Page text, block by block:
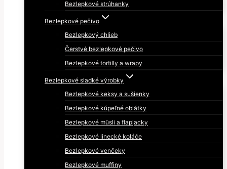
Bezlepkové strúhanky
Bezlepkové pečivo
Bezlepkový chlieb
Čerstvé bezlepkové pečivo
Bezlepkové tortilly a wrapy
Bezlepkové sladké výrobky
Bezlepkové keksy a sušienky
Bezlepkové kúpeľné oblátky
Bezlepkové müsli a flapjacky
Bezlepkové linecké koláče
Bezlepkové venčeky
Bezlepkové muffiny